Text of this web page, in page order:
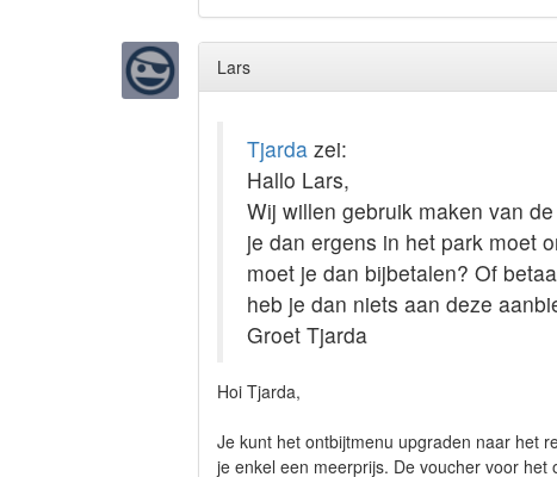
Lars
Tjarda zei:
Hallo Lars,
Wij willen gebruik maken van
je dan ergens in het park moet
moet je dan bijbetalen? Of
heb je dan niets aan deze
Groet Tjarda
Hoi Tjarda,
Je kunt het ontbijtmenu upgraden naar het
je enkel een meerprijs. De voucher voor